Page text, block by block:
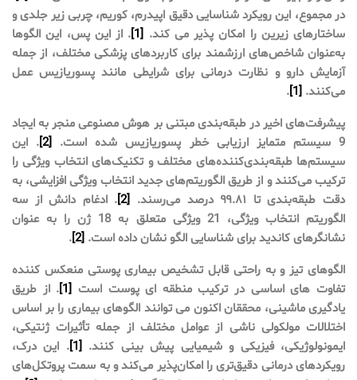
در مجموع، این رویکرد شناسایی دقیق اپیدرم، کوریم، چربی زیر جلدی و
ساختارهای زیرین را امکان پذیر می کند. [1] . از این پس، این الگوها
به‌عنوان شاخص‌های ارزشمند برای کاربردهای پزشکی مختلف، از جمله
آزمایش دارو و نظارت درمانی برای شرایطی مانند پسوریازیس عمل
می‌کنند. [1]
.
پیشرفت‌های اخیر در طبقه‌بندی مبتنی بر هوش مصنوعی منجر به ایجاد
9 سیستم متمایز ارزیابی خطر پسوریازیس شده است.
[2] . این
سیستم‌ها طبقه‌بندی‌کننده‌های مختلف و تکنیک‌های انتخاب ویژگی را
ترکیب می‌کنند و از طریق الگوریتم‌های جدید انتخاب ویژگی افزایشی، به
دقت طبقه‌بندی تا ۹۹.۸۱ درصد می‌رسند.
[2] . ادغام دانش از سه
الگوریتم انتخاب ویژگی، 21 ویژگی متعلق به 18 ژن را به عنوان
نشانگرهای کاندید برای شناسایی الگو نشان داده است. [2]
.
الگوهای تیز و به راحتی قابل تشخیص بیماری پوستی منعکس کننده
تفاوت های اساسی در ترکیب منطقه ای پوست است [1] . از طریق
یادگیری ماشینی، محققان اکنون می توانند الگوهای بیماری را بر اساس
اختلالات مولکولی ناشی از عوامل مختلف از جمله تأثیرات ژنتیکی،
ایمونولوژیکی، فیزیکی و شیمیایی پیش بینی کنند. [1] . این درک،
رویکردهای درمانی دقیق‌تری را امکان‌پذیر می‌کند و به سمت پروتکل‌های